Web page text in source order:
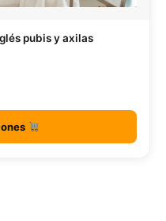
pubis y axilas